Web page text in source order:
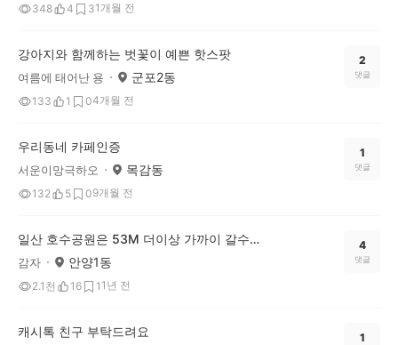
348 4 31개월 전
강아지와 함께하는 벗꽃이 예쁜 핫스팟
여름에 태어난 용 군포2동
133 1 04개월 전
2
댓글
우리동네 카페인증
서운이망극하오 목감동
132 5 09개월 전
1
댓글
일산 호수공원은 53M 더이상 가까이 갈수가 없네요
감자 안양1동
2.1천 16 1 1년 전
4
댓글
캐시톡 친구 부탁드려요 1